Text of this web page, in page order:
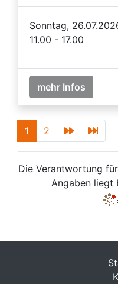
Sonntag,
11.00 - 17.00
mehr Infos
1 2
Die Verantwortung
Angaben liegt